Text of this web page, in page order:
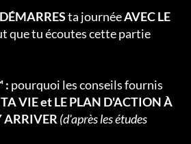
ta journéeAVEC LE
que tu écoutes cette partie
: pourquoi les conseils fournis
VIE et LE PLAN D'ACTION À
ARRIVER (d'après les études